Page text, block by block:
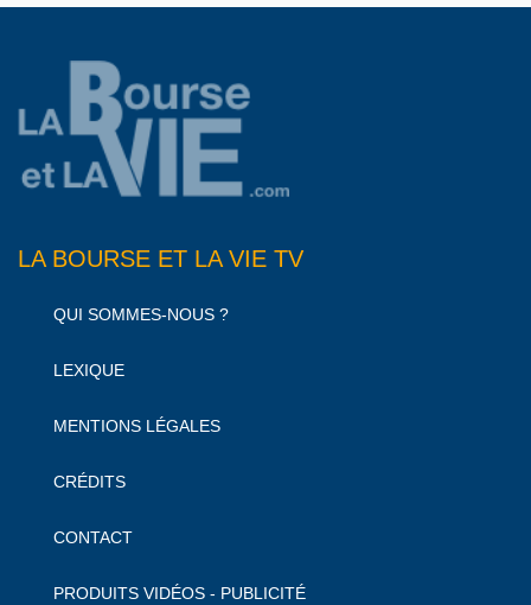
LA BOURSE ET LA VIE TV
QUI SOMMES-NOUS ?
LEXIQUE
MENTIONS LÉGALES
CRÉDITS
CONTACT
PRODUITS VIDÉOS - PUBLICITÉ